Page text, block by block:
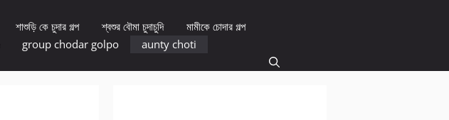
শাশুড়ি কে চুদার গল্প শ্বশুর বৌমা চুদাচুদি
মামীকে চোদার গল্প
group chodar golpo aunty choti